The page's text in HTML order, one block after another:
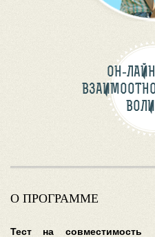
ОН-
О ПРОГРАММЕ
Тест на